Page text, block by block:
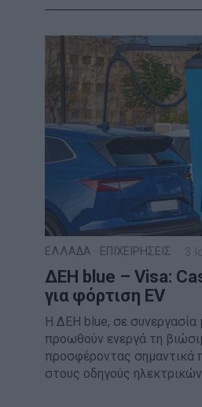
ΕΛΛΑΔΑ ΕΠΙΧΕΙΡΗΣΕΙΣ 3
ΔΕΗ blue – Visa:
για φόρτιση EV
H ΔΕΗ blue, σε συνεργασία
προωθούν ενεργά τη
προσφέροντας σημαντικά
στους οδηγούς